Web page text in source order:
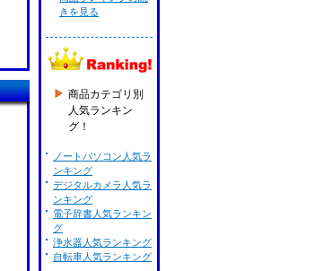
きを見る
商品カテゴリ別
人気ランキン
グ！
ノートパソコン人気ラ
ンキング
デジタルカメラ人気ラ
ンキング
電子辞書人気ランキン
グ
浄水器人気ランキング
自転車人気ランキング